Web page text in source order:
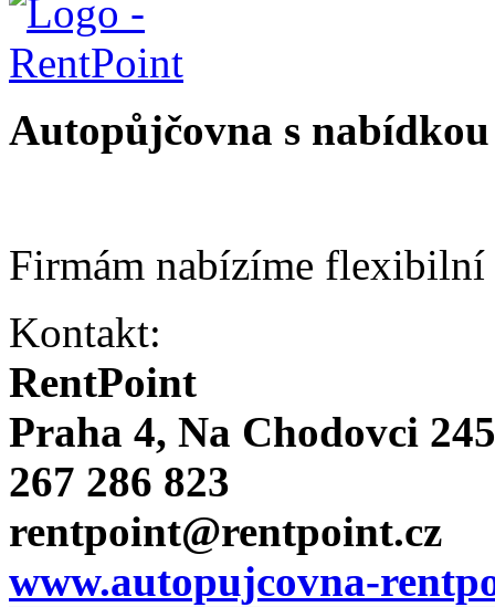
Autopůjčovna s
Firmám nabízíme flexibilní
Kontakt:
RentPoint
Praha 4, Na Chodovci
267 286 823
rentpoint@rentpoint.cz
www.autopujcovna-